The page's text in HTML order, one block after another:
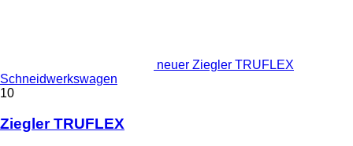
neuer Ziegler TRUFLEX
Schneidwerkswagen
10
Ziegler TRUFLEX